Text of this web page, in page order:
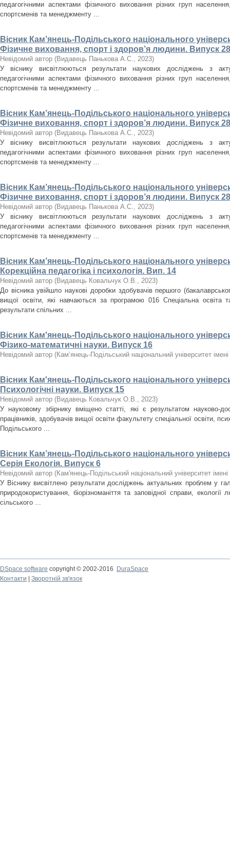
педагогічними аспектами фізичного виховання різних груп населення,
спортсменів та менеджменту ...
Вісник Кам’янець-Подільського національного
Фізичне виховання, спорт і здоров’я людини. Випуск
Невідомий автор (Видавець Панькова А.С., 2023)
У віснику висвітлюються результати наукових досліджень з
педагогічними аспектами фізичного виховання різних груп населення,
спортсменів та менеджменту ...
Вісник Кам’янець-Подільського національного
Фізичне виховання, спорт і здоров’я людини. Випуск
Невідомий автор (Видавець Панькова А.С., 2023)
У віснику висвітлюються результати наукових досліджень з
педагогічними аспектами фізичного виховання різних груп населення,
спортсменів та менеджменту ...
Вісник Кам’янець-Подільського національного
Фізичне виховання, спорт і здоров’я людини. Випуск
Невідомий автор (Видавець Панькова А.С., 2023)
У віснику висвітлюються результати наукових досліджень з
педагогічними аспектами фізичного виховання різних груп населення,
спортсменів та менеджменту ...
Вісник Кам’янець-Подільського національного
Корекційна педагогіка і психологія. Вип. 14
Невідомий автор (Видавець Ковальчук О.В., 2023)
До вісника увійшло наукові доробки здобувачів першого
вищої освіти, які навчаються за програмою 016 Спеціальна освіта
результати спільних ...
Вісник Кам'янець-Подільського національного
Фізико-математичні науки. Випуск 16
Невідомий автор (Кам’янець-Подільський національний університет
Вісник Кам'янець-Подільського національного
Психологічні науки. Випуск 15
Невідомий автор (Видавець Ковальчук О.В., 2023)
У науковому збірнику вміщено статті, які є результатом науково-
працівників, здобувачів вищої освіти факультету спеціальної освіти,
Подільського ...
Вісник Кам’янець-Подільського національного
Серія Екологія. Випуск 6
Невідомий автор (Кам'янець-Подільський національний університет імені
У Віснику висвітлено результати досліджень актуальних проблем у
природокористування, біорізноманіття та заповідної справи, екології
сільського ...
DSpace software copyright © 2002-2016
DuraSpace
Контакти
Зворотній зв'язок